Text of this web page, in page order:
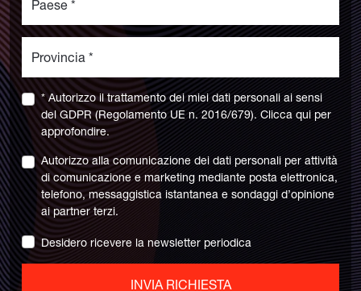
* Autorizzo il trattamento dei miei dati personali ai sensi
del GDPR (Regolamento UE n. 2016/679). Clicca qui per
approfondire.
Autorizzo alla comunicazione dei dati personali per attività
di comunicazione e marketing mediante posta elettronica,
telefono, messaggistica istantanea e sondaggi d’opinione
ai partner terzi.
Desidero ricevere la newsletter periodica
INVIA RICHIESTA